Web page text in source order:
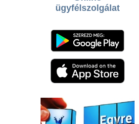
ügyfélszolgálat